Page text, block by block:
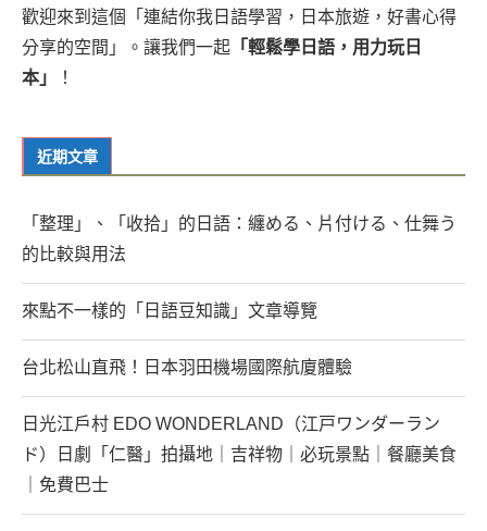
歡迎來到這個「連結你我日語學習，日本旅遊，好書心得
分享的空間」。讓我們一起 「輕鬆學日語，用力玩日
本」
！
近期文章
「整理」、「收拾」的日語：纏める、片付ける、仕舞う
的比較與用法
來點不一樣的「日語豆知識」文章導覽
台北松山直飛！日本羽田機場國際航廈體驗
日光江戶村 EDO WONDERLAND（江戸ワンダーラン
ド）日劇「仁醫」拍攝地｜吉祥物｜必玩景點｜餐廳美食
｜免費巴士